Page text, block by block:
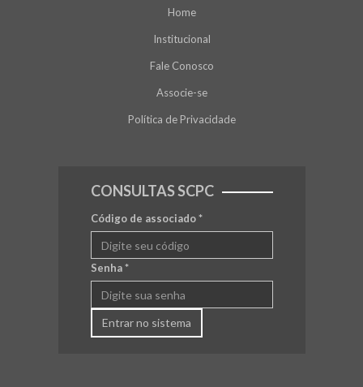
Home
Institucional
Fale Conosco
Associe-se
Política de Privacidade
CONSULTAS SCPC
Código de associado*
Senha*
Entrar no sistema